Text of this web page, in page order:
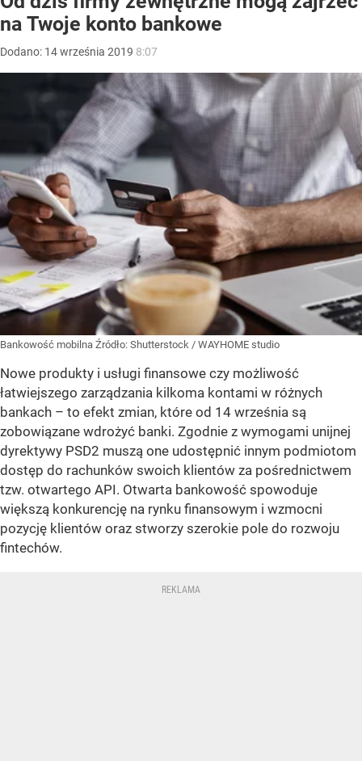
na Twoje konto bankowe
Dodano: 14września 2019 8:07
Bankowość mobilna Źródło: Shutterstock / WAYHOME studio
Nowe produkty i usługi finansowe czy możliwość
łatwiejszego zarządzania kilkoma kontami w różnych
bankach – to efekt zmian, które od 14 września są
zobowiązane wdrożyć banki. Zgodnie z wymogami unijnej
dyrektywy PSD2 muszą one udostępnić innym podmiotom
dostęp do rachunków swoich klientów za pośrednictwem
tzw. otwartego API. Otwarta bankowość spowoduje
większą konkurencję na rynku finansowym i wzmocni
pozycję klientów oraz stworzy szerokie pole do rozwoju
fintechów.